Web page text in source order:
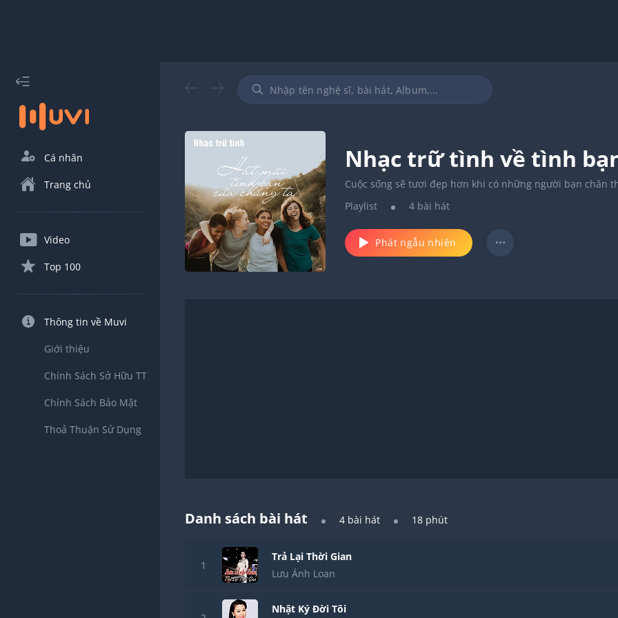
Cá nhân
Trang chủ
Video
Top 100
Thông tin về Muvi
Giới thiệu
Chính Sách Sở Hữu TT
Chính Sách Bảo Mật
Thoả Thuận Sử Dụng
Nhạc trữ tình về tình
Cuộc sống sẽ tươi đẹp hơn khi có những người bạn chân
Playlist
4 bài hát
Phát ngẫu nhiên
Danh sách bài hát 4 bài hát 18 phút
1
Trả Lại Thời Gian
Lưu Ánh Loan
Nhật Ký Đời Tôi